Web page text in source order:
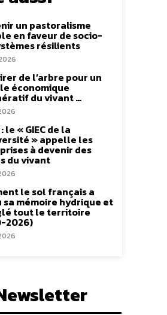
un pastoralisme
en faveur de socio-
résilients
de l’arbre pour un
économique
du vivant …
: le « GIEC de la
» appelle les
à devenir des
du vivant
le sol français a
sa mémoire hydrique et
tout le territoire
2026)